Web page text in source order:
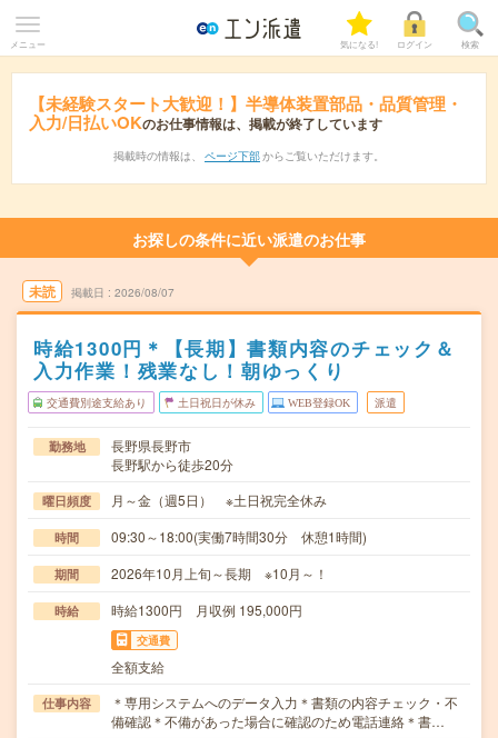
メニュー 気になる! ログイン 検索
【未経験スタート大歓迎！】半導体装置部品・品質管理・
入力/日払いOKのお仕事情報は、掲載が終了しています
掲載時の情報は、 ページ下部 からご覧いただけます。
お探しの条件に近い派遣のお仕事
未読 掲載日 2026/08/07
時給1300円＊【長期】書類内容のチェック＆
入力作業！残業なし！朝ゆっくり
交通費別途支給あり 土日祝日が休み WEB登録OK 派遣
勤務地
長野県長野市
長野駅から徒歩20分
曜日頻度 月～金（週5日） ※土日祝完全休み
時間 09:30～18:00(実働7時間30分 休憩1時間)
期間 2026年10月上旬～長期 ※10月～！
時給 時給1300円 月収例 195,000円
交通費
全額支給
仕事内容
＊専用システムへのデータ入力＊書類の内容チェック・不
備確認＊不備があった場合に確認のため電話連絡＊書…